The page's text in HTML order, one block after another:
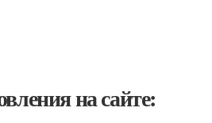
на сайте: